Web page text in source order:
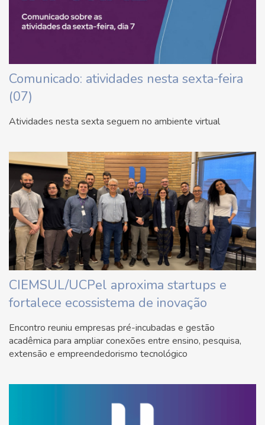
Comunicado: atividades nesta sexta-feira
(07)
Atividades nesta sexta seguem no ambiente virtual
CIEMSUL/UCPel aproxima startups e
fortalece ecossistema de inovação
Encontro reuniu empresas pré-incubadas e gestão
acadêmica para ampliar conexões entre ensino, pesquisa,
extensão e empreendedorismo tecnológico